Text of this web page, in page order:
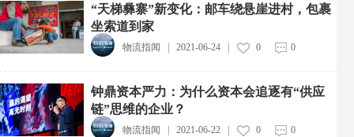
“天梯彝寨”新变化：邮车绕悬崖进村，包裹
坐索道到家
物流指闻 2021-06-24| 0 0
钟鼎资本严力：为什么资本会追逐有“供应
链”思维的企业？
物流指闻 2021-06-22| 0 0